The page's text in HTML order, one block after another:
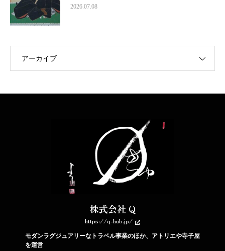
2026.07.08
アーカイブ
株式会社 Q
https://q-hub.jp/
モダンラグジュアリーなトラベル事業のほか、アトリエや寺子屋
を運営